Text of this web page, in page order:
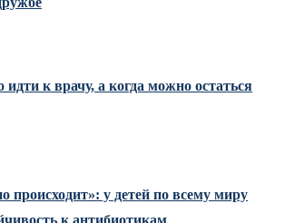
идти к врачу, а когда можно остаться
происходит»: у детей по всему миру
к антибиотикам